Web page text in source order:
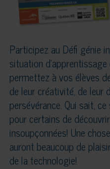
Participez au Défi génie
situation
permettez à vos élèves
de leur créativité, de leur
persévérance. Qui sait,
pour certains de
insoupçonnées! Une
auront beaucoup de
de la technologie!